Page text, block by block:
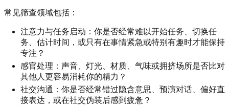
常见筛查领域包括：
注意力与任务启动：你是否经常难以开始任务、切换任
务、估计时间，或只有在事情紧急或特别有趣时才能保持
专注？
感官处理：声音、灯光、材质、气味或拥挤场所是否比对
其他人更容易消耗你的精力？
社交沟通：你是否经常错过隐含意思、预演对话、偏好直
接表达，或在社交伪装后感到疲惫？